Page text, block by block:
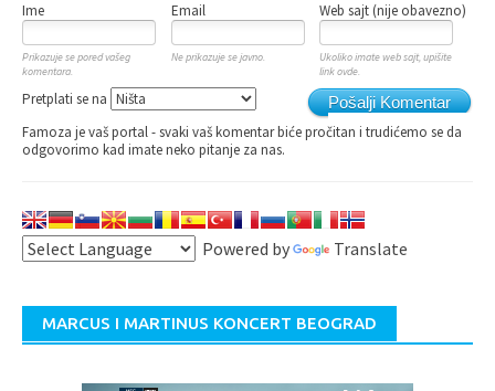
Ime Email Web sajt (nije obavezno)
Prikazuje se pored vašeg
komentara.
Ne prikazuje se javno.
Ukoliko imate web sajt, upišite
link ovde.
Pošalji Komentar
Pretplati se na
Famoza je vaš portal - svaki vaš komentar biće pročitan i trudićemo se da
odgovorimo kad imate neko pitanje za nas.
Powered by Translate
MARCUS I MARTINUS KONCERT BEOGRAD